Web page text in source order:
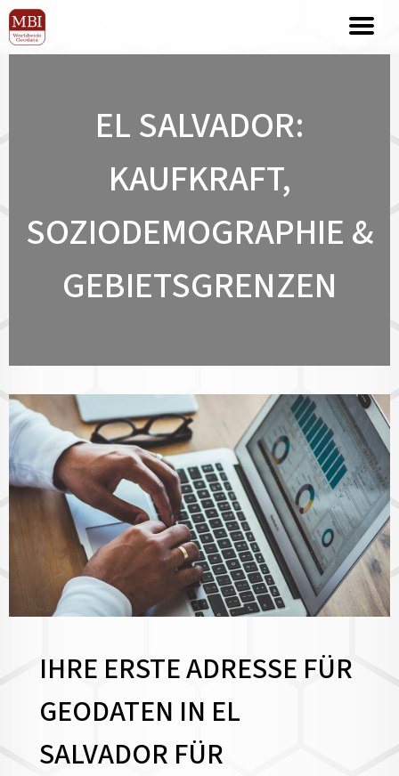
EL SALVADOR:
KAUFKRAFT,
SOZIODEMOGRAPHIE &
GEBIETSGRENZEN
IHRE ERSTE ADRESSE FÜR
GEODATEN IN EL
SALVADOR FÜR